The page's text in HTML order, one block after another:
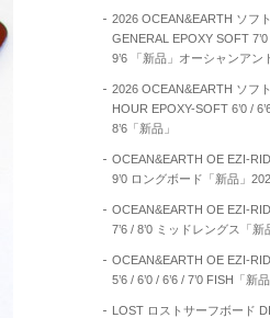
2026 OCEAN&EARTH ソフ
GENERAL EPOXY SOFT 7’0 /
9’6 「新品」オーシャンアン
2026 OCEAN&EARTH ソフ
HOUR EPOXY-SOFT 6’0 /
8’6「新品」
OCEAN&EARTH OE EZI-
9’0 ロングボード「新品」
OCEAN&EARTH OE EZI-
7’6 / 8’0 ミッドレングス「新
OCEAN&EARTH OE EZI-
5’6 / 6’0 / 6’6 / 7’0 FISH「新
LOST ロストサーフボード